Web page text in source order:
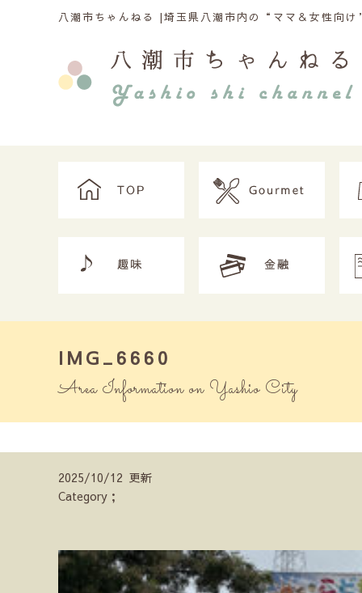
八潮市ちゃんねる |埼玉県八潮市内の“ママ＆女性向
IMG_6660
Area Information on Yashio City
2025/10/12 更新
Category；